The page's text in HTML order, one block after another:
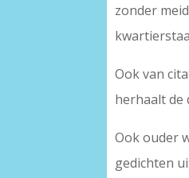
zonder
Ook van
herhaalt de
Ook ouder
gedichten